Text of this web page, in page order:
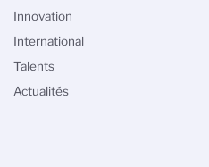
Innovation
International
Talents
Actualités